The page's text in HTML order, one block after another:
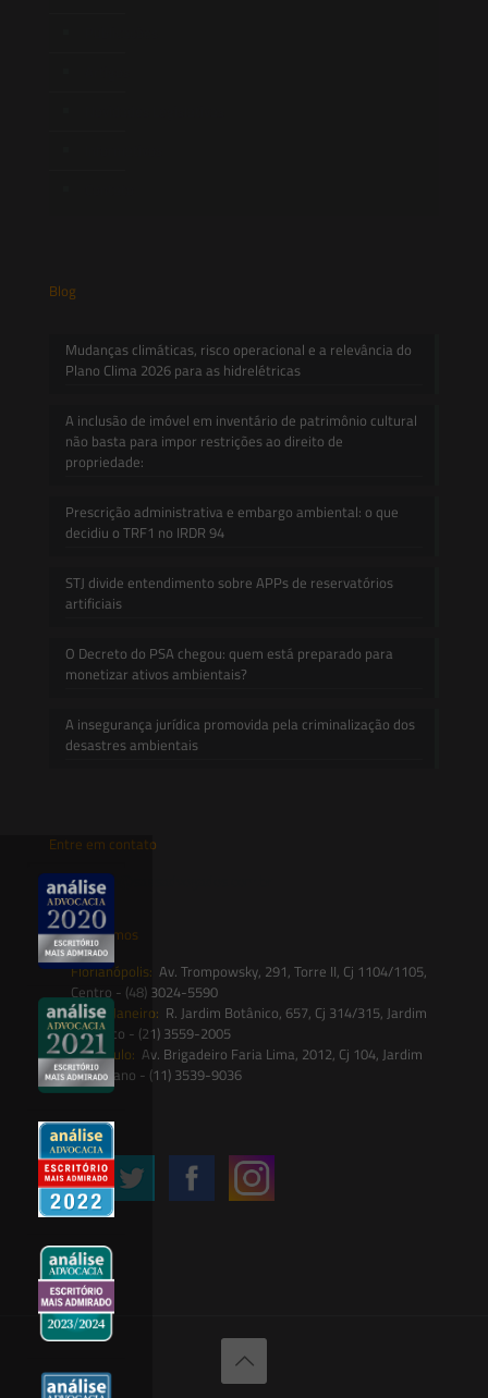
Blog
Mudanças climáticas, risco operacional e a relevância do
Plano Clima 2026 para as hidrelétricas
A inclusão de imóvel em inventário de patrimônio cultural
não basta para impor restrições ao direito de
propriedade:
Prescrição administrativa e embargo ambiental: o que
decidiu o TRF1 no IRDR 94
STJ divide entendimento sobre APPs de reservatórios
artificiais
O Decreto do PSA chegou: quem está preparado para
monetizar ativos ambientais?
A insegurança jurídica promovida pela criminalização dos
desastres ambientais
Entre em contato
contato@saesadvogados.com.br
Onde estamos
Florianópolis: Av. Trompowsky, 291, Torre II, Cj 1104/1105,
Centro - (48) 3024-5590
Rio de Janeiro: R. Jardim Botânico, 657, Cj 314/315, Jardim
Botânico - (21) 3559-2005
São Paulo: Av. Brigadeiro Faria Lima, 2012, Cj 104, Jardim
Paulistano - (11) 3539-9036
Siga-nos